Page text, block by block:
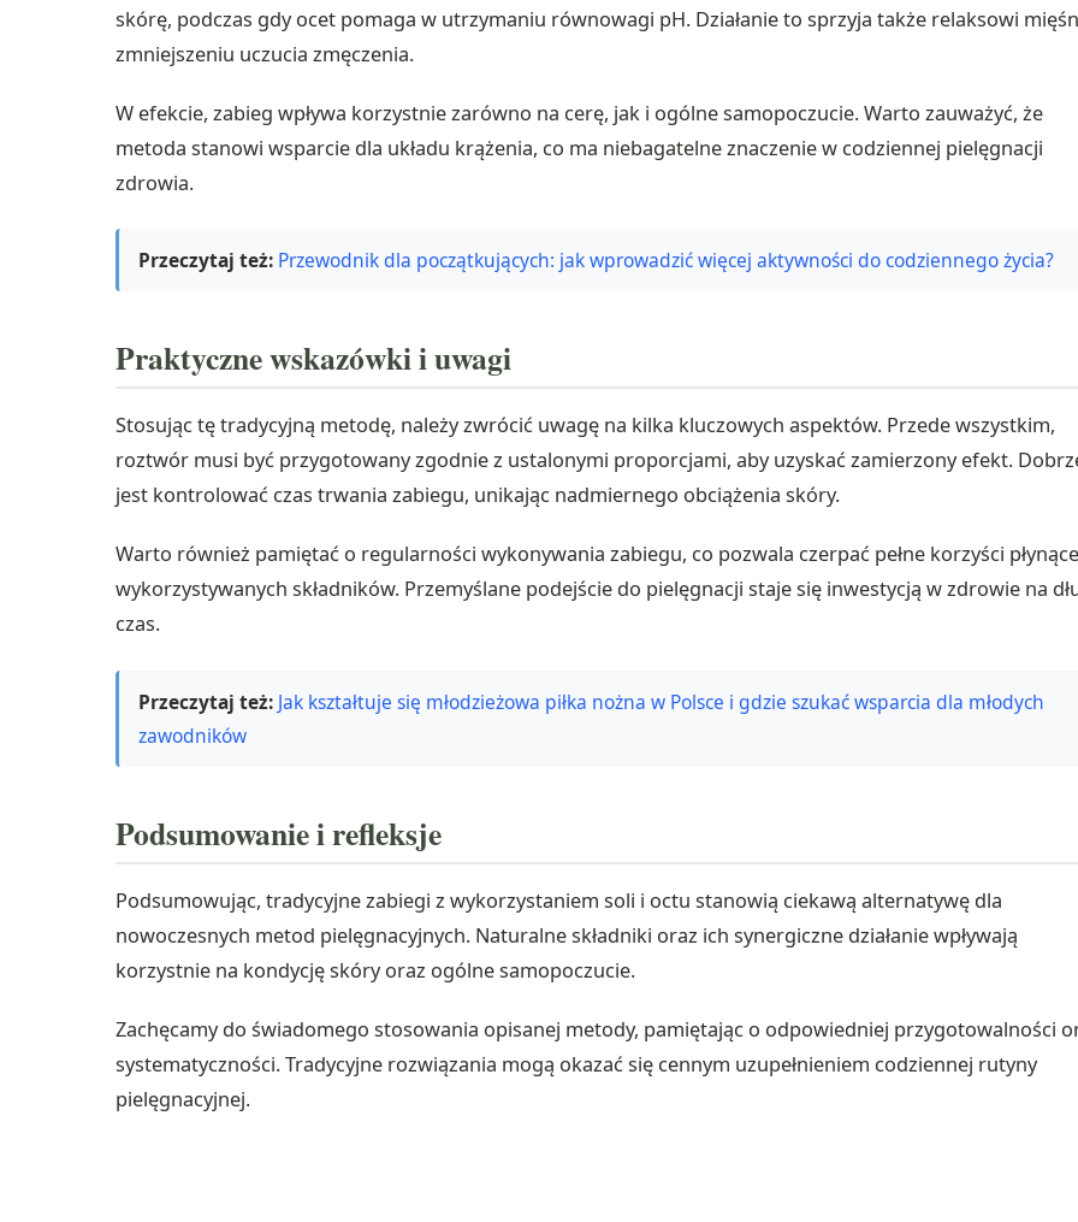
skórę, podczas gdy ocet pomaga w utrzymaniu równowagi pH. Działanie to sprzyja także relaksowi
zmniejszeniu uczucia zmęczenia.
W efekcie, zabieg wpływa korzystnie zarówno na cerę, jak i ogólne samopoczucie. Warto zauważyć, że
metoda stanowi wsparcie dla układu krążenia, co ma niebagatelne znaczenie w codziennej pielęgnacji
zdrowia.
Przeczytaj też: Przewodnik dla początkujących: jak wprowadzić więcej aktywności do codziennego życia?
Praktyczne wskazówki i uwagi
Stosując tę tradycyjną metodę, należy zwrócić uwagę na kilka kluczowych aspektów. Przede wszystkim,
roztwór musi być przygotowany zgodnie z ustalonymi proporcjami, aby uzyskać zamierzony efekt.
jest kontrolować czas trwania zabiegu, unikając nadmiernego obciążenia skóry.
Warto również pamiętać o regularności wykonywania zabiegu, co pozwala czerpać pełne korzyści
wykorzystywanych składników. Przemyślane podejście do pielęgnacji staje się inwestycją w zdrowie na
czas.
Przeczytaj też: Jak kształtuje się młodzieżowa piłka nożna w Polsce i gdzie szukać wsparcia dla młodych
zawodników
Podsumowanie i refleksje
Podsumowując, tradycyjne zabiegi z wykorzystaniem soli i octu stanowią ciekawą alternatywę dla
nowoczesnych metod pielęgnacyjnych. Naturalne składniki oraz ich synergiczne działanie wpływają
korzystnie na kondycję skóry oraz ogólne samopoczucie.
Zachęcamy do świadomego stosowania opisanej metody, pamiętając o odpowiedniej przygotowalności
systematyczności. Tradycyjne rozwiązania mogą okazać się cennym uzupełnieniem codziennej rutyny
pielęgnacyjnej.